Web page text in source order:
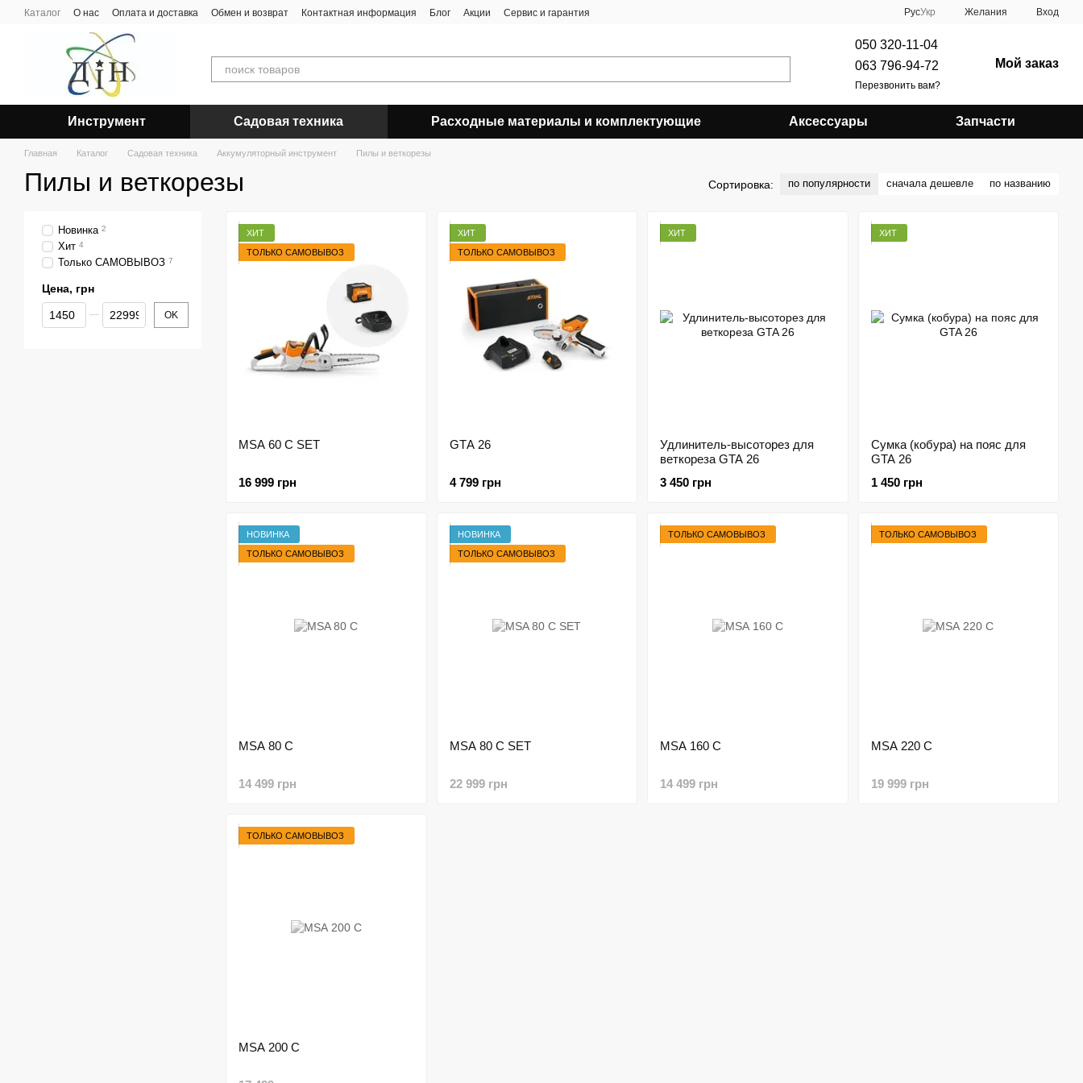
Перейти к основному контенту
Каталог О нас Оплата и доставка Обмен и возврат Контактная информация Блог Акции Сервис и гарантия РусУкр Желания Вход
050 320-11-04
063 796-94-72
Перезвонить вам?
Мой заказ
Инструмент Садовая техника Расходные материалы и комплектующие Аксессуары Запчасти
Главная Каталог Садовая техника Аккумуляторный инструмент Пилы и веткорезы
Пилы и веткорезы Сортировка: по популярности сначала дешевле по названию
ХИТ
ТОЛЬКО САМОВЫВОЗ
MSA 60 C SET
16 999 грн
ХИТ
ТОЛЬКО САМОВЫВОЗ
GTА 26
4 799 грн
ХИТ
Удлинитель-высоторез для
веткореза GTA 26
3 450 грн
ХИТ
Сумка (кобура) на пояс для
GTA 26
1 450 грн
НОВИНКА
ТОЛЬКО САМОВЫВОЗ
MSA 80 C
14 499 грн
НОВИНКА
ТОЛЬКО САМОВЫВОЗ
MSA 80 C SET
22 999 грн
ТОЛЬКО САМОВЫВОЗ
MSА 160 С
14 499 грн
ТОЛЬКО САМОВЫВОЗ
MSА 220 С
19 999 грн
ТОЛЬКО САМОВЫВОЗ
MSА 200 С
Новинка 2
Хит 4
Только САМОВЫВОЗ 7
Цена, грн
От Цена, грн
До Цена, грн OK